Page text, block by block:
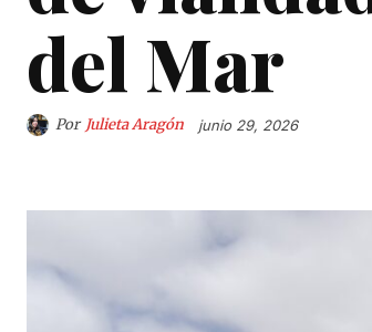
del Mar
Por Julieta Aragón junio 29, 2026